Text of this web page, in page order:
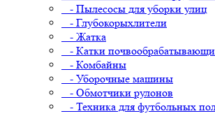
- Пылесосы для уборки улиц
- Глубокорыхлители
- Жатка
- Катки
- Комбайны
- Уборочные машины
- Обмотчики рулонов
- Техника для футбольных